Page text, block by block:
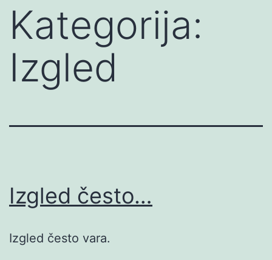
Kategorija:
Izgled
Izgled često…
Izgled često vara.